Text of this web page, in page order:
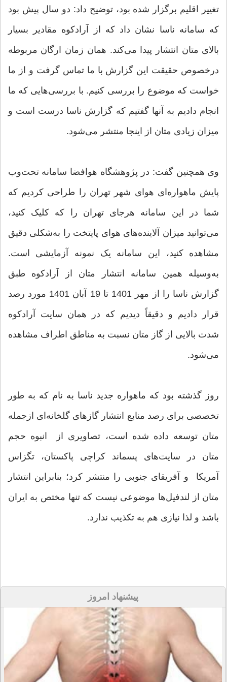
تغییر اقلیم برگزار شده بود، توضیح داد: دو سال پیش بود
که سامانه ناسا نشان داد که از آرادکوه مقادیر بسیار
بالای متان انتشار پیدا می‌کند. همان زمان ارگان مربوطه
درخصوص حقیقت این گزارش با ما تماس گرفت و از ما
خواست که موضوع را بررسی کنیم. با بررسی‌هایی که ما
انجام دادیم به آنها گفتیم که گزارش ناسا درست است و
میزان زیادی متان از اینجا منتشر می‌شود.
وی همچنین گفت: در پژوهشگاه هوافضا سامانه تحت‌وب
پایش ماهواره‌ای هوای شهر تهران را طراحی کردیم که
شما در این سامانه هرجای تهران را که کلیک کنید،
می‌توانید میزان آلاینده‌های هوای پایتخت را به‌شکلی دقیق
مشاهده کنید، این سامانه یک نمونه آزمایشی است.
به‌وسیله همین سامانه انتشار متان از آرادکوه طبق
گزارش ناسا را از مهر 1401 تا 19 آبان 1401 مورد رصد
قرار دادیم و دقیقاً دیدیم که در همان سایت آرادکوه
شدت بالایی از گاز متان نسبت به مناطق اطراف مشاهده
می‌شود.
روز گذشته بود که ماهواره جدید ناسا به نام که به طور
تخصصی برای رصد منابع انتشار گازهای گلخانه‌ای ازجمله
متان توسعه داده شده است، تصاویری از انبوه حجم
متان در سایت‌های پسماند کراچی پاکستان، تگزاس
آمریکا و آفریقای جنوبی را منتشر کرد؛ بنابراین انتشار
متان از لندفیل‌ها موضوعی نیست که تنها مختص به ایران
باشد و لذا نیازی هم به تکذیب ندارد.
پیشنهاد امروز